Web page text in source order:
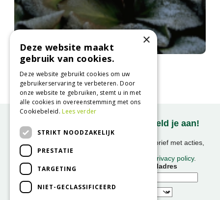
Schoenlappersplant
Bergenia cordifolia
Onze nieuwsbrief ontvangen? Meld je aan!
Ontvang ongeveer 1x per week onze nieuwsbrief met acties,
We slaan uw gegevens op conform onze
privacy policy.
Voornaam
E-mailadres
×
Deze website maakt
gebruik van cookies.
Deze website gebruikt cookies om uw
gebruikerservaring te verbeteren. Door
onze website te gebruiken, stemt u in met
alle cookies in overeenstemming met ons
Cookiebeleid.Lees verder
STRIKT NOODZAKELIJK
PRESTATIE
TARGETING
NIET-GECLASSIFICEERD